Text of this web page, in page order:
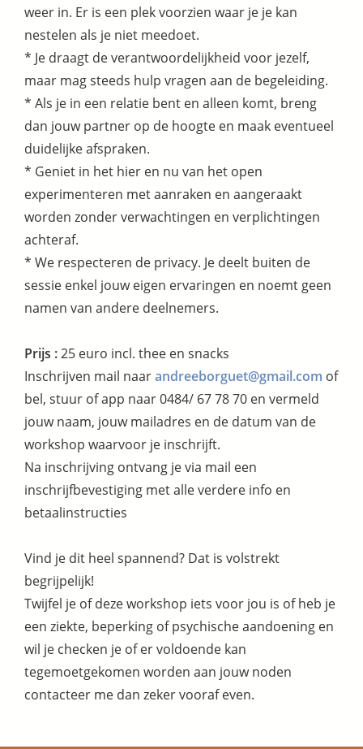
weer in. Er is een plek voorzien waar je je kan
nestelen als je niet meedoet.
* Je draagt de verantwoordelijkheid voor jezelf,
maar mag steeds hulp vragen aan de begeleiding.
* Als je in een relatie bent en alleen komt, breng
dan jouw partner op de hoogte en maak eventueel
duidelijke afspraken.
* Geniet in het hier en nu van het open
experimenteren met aanraken en aangeraakt
worden zonder verwachtingen en verplichtingen
achteraf.
* We respecteren de privacy. Je deelt buiten de
sessie enkel jouw eigen ervaringen en noemt geen
namen van andere deelnemers.
Prijs :25 euro incl. thee en snacks
Inschrijven mail naarandreeborguet@gmail.com of
bel, stuur of app naar 0484/ 67 78 70 en vermeld
jouw naam, jouw mailadres en de datum van de
workshop waarvoor je inschrijft.
Na inschrijving ontvang je via mail een
inschrijfbevestiging met alle verdere info en
betaalinstructies
Vind je dit heel spannend? Dat is volstrekt
begrijpelijk!
Twijfel je of deze workshop iets voor jou is of heb je
een ziekte, beperking of psychische aandoening en
wil je checken je of er voldoende kan
tegemoetgekomen worden aan jouw noden
contacteer me dan zeker vooraf even.